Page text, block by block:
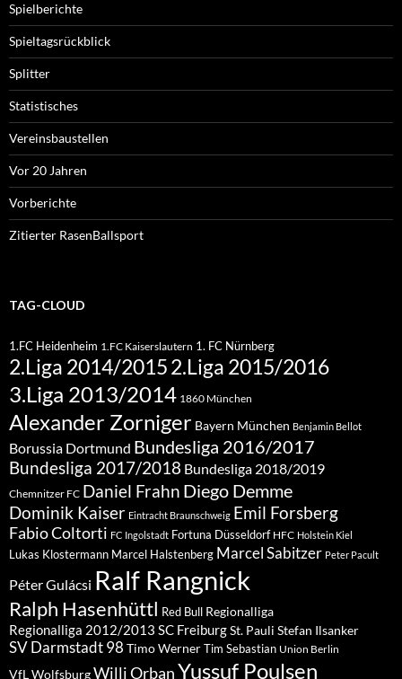
Spielberichte
Spieltagsrückblick
Splitter
Statistisches
Vereinsbaustellen
Vor 20 Jahren
Vorberichte
Zitierter RasenBallsport
TAG-CLOUD
1.FC Heidenheim 1.FC Kaiserslautern 1. FC Nürnberg
2.Liga 2014/20152.Liga 2015/2016
3.Liga 2013/2014 1860 München
Alexander Zorniger Bayern München Benjamin Bellot
Borussia Dortmund Bundesliga 2016/2017
Bundesliga 2017/2018 Bundesliga 2018/2019
Chemnitzer FC Daniel Frahn Diego Demme
Dominik Kaiser Eintracht Braunschweig Emil Forsberg
Fabio Coltorti FC Ingolstadt Fortuna Düsseldorf HFC Holstein Kiel
Lukas Klostermann Marcel Halstenberg Marcel Sabitzer Peter Pacult
Péter Gulácsi Ralf Rangnick
Ralph Hasenhüttl Red Bull Regionalliga
Regionalliga 2012/2013 SC FreiburgSt. Pauli Stefan Ilsanker
SV Darmstadt 98 Timo WernerTim Sebastian Union Berlin
VfL WolfsburgWilli OrbanYussuf Poulsen